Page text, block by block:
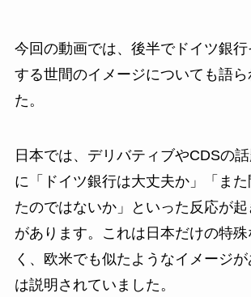
今回の動画では、後半でドイツ銀
する世間のイメージについても語ら
た。
日本では、デリバティブやCDSの
に「ドイツ銀行は大丈夫か」「また
たのではないか」といった反応が起
があります。これは日本だけの特
く、欧米でも似たようなイメージ
は説明されていました。